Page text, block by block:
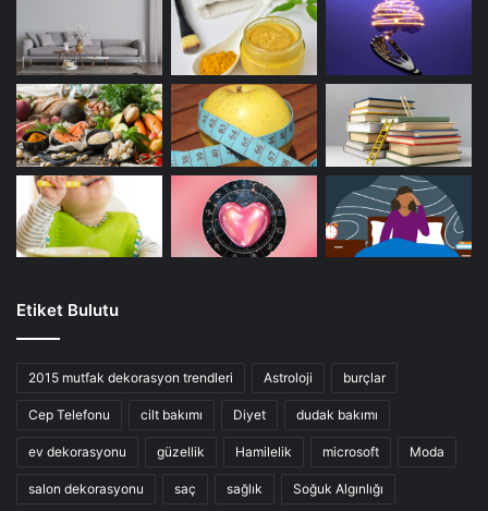
Etiket Bulutu
2015 mutfak dekorasyon trendleri Astroloji burçlar
Cep Telefonu cilt bakımı Diyet dudak bakımı
ev dekorasyonu güzellik Hamilelik microsoft Moda
salon dekorasyonu saç sağlık Soğuk Algınlığı